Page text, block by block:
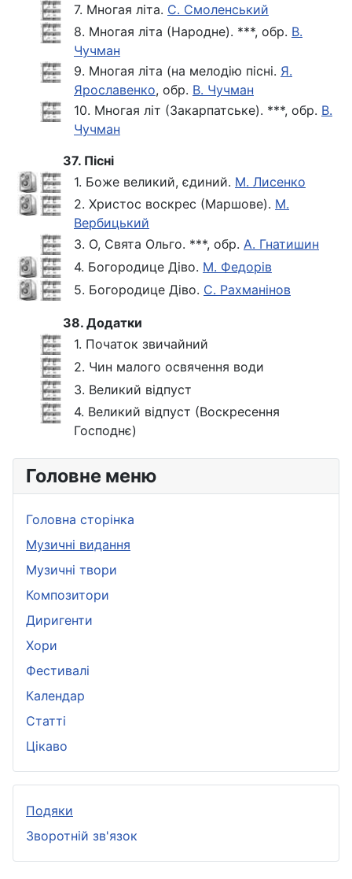
Головне меню
Головна сторінка
Музичні видання
Музичні твори
Композитори
Диригенти
Хори
Фестивалі
Календар
Статті
Цікаво
Подяки
Зворотній зв'язок
7. Многая літа. С. Смоленський
8. Многая літа (Народне). ***, обр. В.
Чучман
9. Многая літа (на мелодію пісні. Я.
Ярославенко, обр. В. Чучман
10. Многая літ (Закарпатське). ***, обр. В.
Чучман
37. Пісні
1. Боже великий, єдиний. М. Лисенко
2. Христос воскрес (Маршове). М.
Вербицький
3. О, Свята Ольго. ***, обр. А. Гнатишин
4. Богородице Діво. М. Федорів
5. Богородице Діво. С. Рахманінов
38. Додатки
1. Початок звичайний
2. Чин малого освячення води
3. Великий відпуст
4. Великий відпуст (Воскресення
Господнє)